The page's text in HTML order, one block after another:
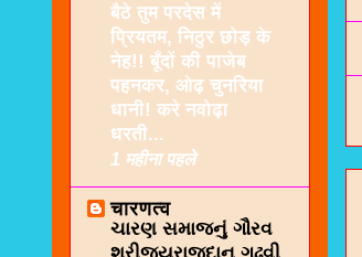
बैठे तुम परदेस में
प्रियतम, निठुर छोड़ के
नेह!! बूँदों की पाजेब
पहनकर, ओढ़ चुनरिया
धानी! करे नवोढ़ा
धरती...
1 महीना पहले
चारणत्व
ચારણ સમાજનું ગૌરવ
શ્રીજયરાજદાન ગઢવી